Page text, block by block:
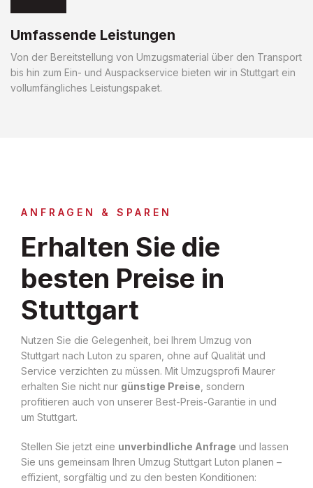
Umfassende Leistungen
Von der Bereitstellung von Umzugsmaterial über den Transport
bis hin zum Ein- und Auspackservice bieten wir in Stuttgart ein
vollumfängliches Leistungspaket.
ANFRAGEN & SPAREN
Erhalten Sie die
besten Preise in
Stuttgart
Nutzen Sie die Gelegenheit, bei Ihrem Umzug von
Stuttgart nach Luton zu sparen, ohne auf Qualität und
Service verzichten zu müssen. Mit Umzugsprofi Maurer
erhalten Sie nicht nur günstige Preise , sondern
profitieren auch von unserer Best-Preis-Garantie in und
um Stuttgart.
Stellen Sie jetzt eine unverbindliche Anfrage und lassen
Sie uns gemeinsam Ihren Umzug Stuttgart Luton planen –
effizient, sorgfältig und zu den besten Konditionen: